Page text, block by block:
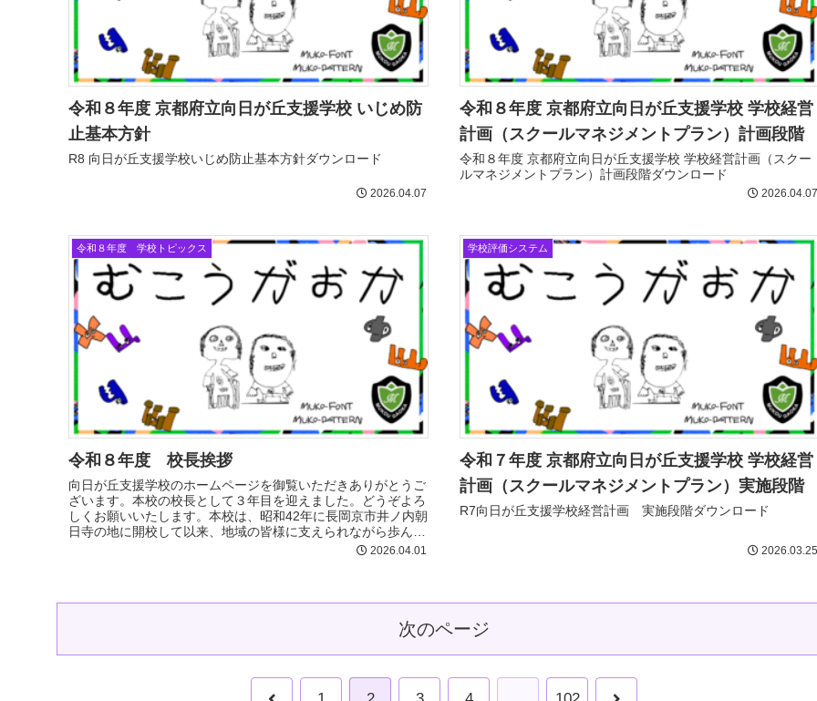
令和８年度 京都府立向日が丘支援学校 いじめ防
止基本方針
R8 向日が丘支援学校いじめ防止基本方針ダウンロード
2026.04.07
令和８年度 京都府立向日が丘支援学校 学校経営
計画（スクールマネジメントプラン）計画段階
令和８年度 京都府立向日が丘支援学校 学校経営計画（スクー
ルマネジメントプラン）計画段階ダウンロード
令和８年度 学校トピックス
令和８年度 校長挨拶
向日が丘支援学校のホームページを御覧いただきありがとうご
ざいます。本校の校長として３年目を迎えました。どうぞよろ
しくお願いいたします。本校は、昭和42年に長岡京市井ノ内朝
日寺の地に開校して以来、地域の皆様に支えられながら歩んで
2026.04.01
学校評価システム
令和７年度 京都府立向日が丘支援学校 学校経営
計画（スクールマネジメントプラン）実施段階
R7向日が丘支援学校経営計画 実施段階ダウンロード
次のページ